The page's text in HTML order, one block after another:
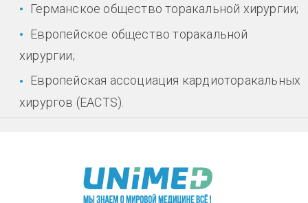
Германское общество торакальной хирургии;
Европейское общество торакальной
хирургии;
Европейская ассоциация кардиоторакальных
хирургов (EACTS).